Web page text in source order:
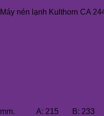
Máy nén lạnh Kulthorn CA
mm. A: 215 B: 233